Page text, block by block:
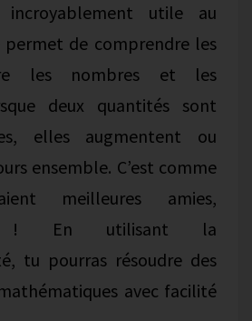
incroyablement utile au
de comprendre les
les nombres et les
deux quantités sont
elles augmentent ou
ensemble. C’est comme
meilleures amies,
! En utilisant la
tu pourras résoudre des
avec facilité